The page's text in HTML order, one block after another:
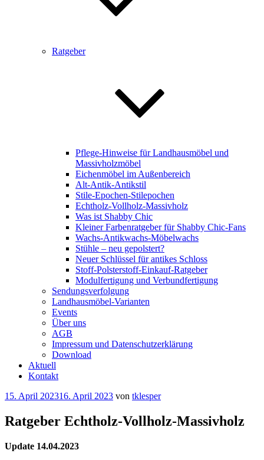
Ratgeber
Pflege-Hinweise für Landhausmöbel und
Massivholzmöbel
Eichenmöbel im Außenbereich
Alt-Antik-Antikstil
Stile-Epochen-Stilepochen
Echtholz-Vollholz-Massivholz
Was ist Shabby Chic
Kleiner Farbenratgeber für Shabby Chic-Fans
Wachs-Antikwachs-Möbelwachs
Stühle – neu gepolstert?
Neuer Schlüssel für antikes Schloss
Stoff-Polsterstoff-Einkauf-Ratgeber
Modulfertigung und Verbundfertigung
Sendungsverfolgung
Landhausmöbel-Varianten
Events
Über uns
AGB
Impressum und Datenschutzerklärung
Download
Aktuell
Kontakt
Veröffentlicht
15. April 202316. April 2023 von tklesper
Ratgeber Echtholz-Vollholz-Massivholz
Update 14.04.2023